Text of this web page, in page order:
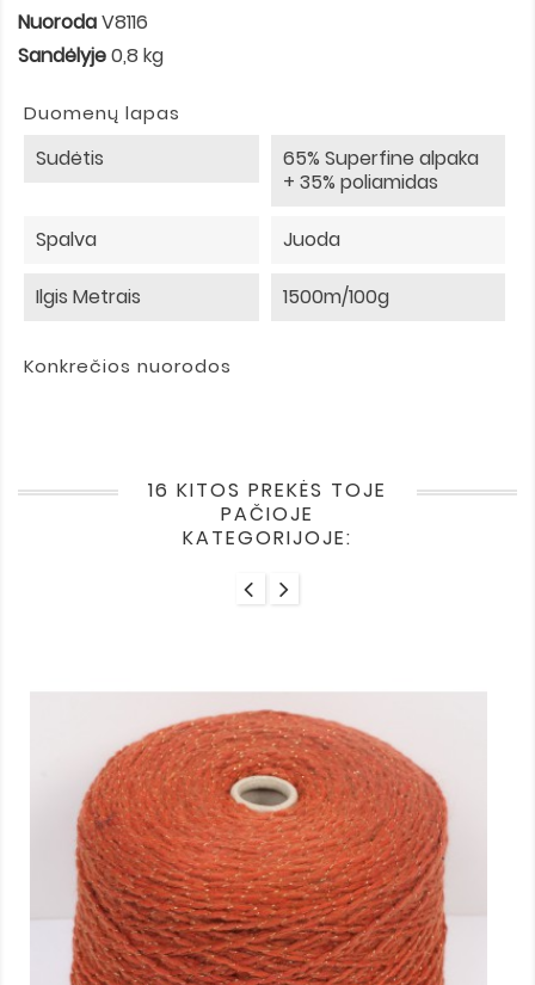
NuorodaV8116
Sandėlyje0,8 kg
Duomenų lapas
Sudėtis
65% Superfine alpaka
+ 35% poliamidas
Spalva Juoda
Ilgis Metrais 1500m/100g
Konkrečios nuorodos
16 KITOS PREKĖS TOJE
PAČIOJE
KATEGORIJOJE: